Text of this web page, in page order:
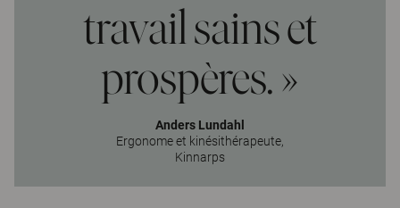
travail sains et
prospères. »
Anders Lundahl
Ergonome et kinésithérapeute,
Kinnarps